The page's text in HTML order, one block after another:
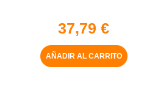
37,79 €
AÑADIR AL CARRITO